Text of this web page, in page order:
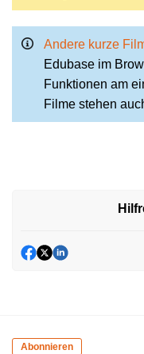
Andere kurze
Edubase im
Funktionen am
Filme stehen
Abonnieren